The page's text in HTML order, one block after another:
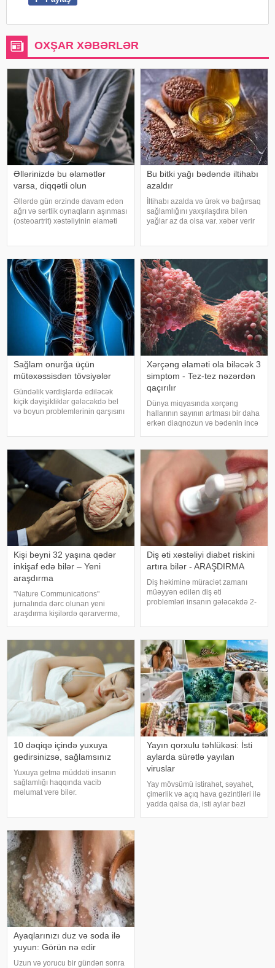
OXŞAR XƏBƏRLƏR
Əllərinizdə bu əlamətlər
varsa, diqqətli olun
Əllərdə gün ərzində davam edən
ağrı və sərtlik oynaqların aşınması
(osteoartrit) xəstəliyinin əlaməti
yaranır. xəbər verir ki
Bu bitki yağı bədəndə iltihabı
azaldır
İltihabı azalda və ürək və bağırsaq
sağlamlığını yaxşılaşdıra bilən
yağlar az da olsa var. xəbər verir
preslənmiş kətan toxumlarında
Sağlam onurğa üçün
mütəxəssisdən tövsiyələr
Gündəlik vərdişlərdə ediləcək
kiçik dəyişikliklər gələcəkdə bel
və boyun problemlərinin qarşısını
duruş onurğanın sağlam
qalmasınd
Xərçəng əlaməti ola biləcək 3
simptom - Tez-tez nəzərdən
qaçırılır
Dünya miqyasında xərçəng
hallarının sayının artması bir daha
erkən diaqnozun və bədənin incə
vurğulayır. Məşhur inancın əksinə
olaraq, xərçəng növləri həmişə
Kişi beyni 32 yaşına qədər
inkişaf edə bilər – Yeni
araşdırma
"Nature Communications"
jurnalında dərc olunan yeni
araşdırma kişilərdə qərarvermə,
hesabla 32 yaşına qədər inkişa
Diş əti xəstəliyi diabet riskini
artıra bilər - ARAŞDIRMA
Diş həkiminə müraciət zamanı
müəyyən edilən diş əti
problemləri insanın gələcəkdə 2-
Health" jurnalında dərc olunan v
10 dəqiqə içində yuxuya
gedirsinizsə, sağlamsınız
Yuxuya getmə müddəti insanın
sağlamlığı haqqında vacib
məlumat verə bilər.
üzrə mütəxəssis Mişel Drerupun
sözlərinə görə
Yayın qorxulu təhlükəsi: İsti
aylarda sürətlə yayılan
viruslar
Yay mövsümü istirahət, səyahət,
çimərlik və açıq hava gəzintiləri ilə
yadda qalsa da, isti aylar bəzi
Ayaqlarınızı duz və soda ilə
yuyun: Görün nə edir
Uzun və yorucu bir gündən sonra